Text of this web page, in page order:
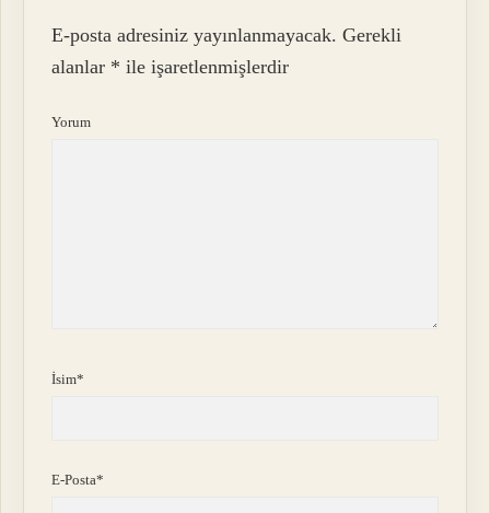
E-posta adresiniz yayınlanmayacak. Gerekli
alanlar * ile işaretlenmişlerdir
Yorum
İsim*
E-Posta*